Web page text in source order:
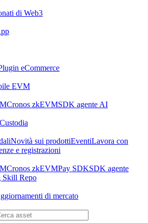
di Web3
eCommerce
EVM
Cronos zkEVMSDK agente AI
Custodia
Novità sui prodottiEventiLavora con
e registrazioni
Cronos zkEVMPay SDKSDK agente
Skill Repo
di mercato